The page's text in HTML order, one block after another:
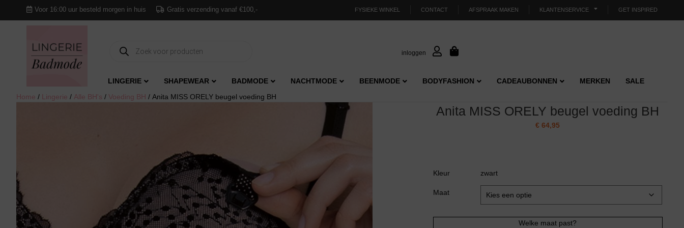
Voor 16:00 uur besteld morgen in huis Gratis verzending vanaf €100,- FYSIEKE WINKEL CONTACT AFSPRAAK MAKEN KLANTENSERVICE GET INSPIRED
Producten
zoeken
inloggen
LINGERIE SHAPEWEAR BADMODE NACHTMODE BEENMODE BODYFASHION CADEAUBONNEN MERKEN
SALE
Home / Lingerie / Alle BH's / Voeding BH / Anita MISS ORELY beugel voeding BH
Anita MISS ORELY beugel voeding BH
€ 64,95
Kleur zwart
Maat
Welke maat past?